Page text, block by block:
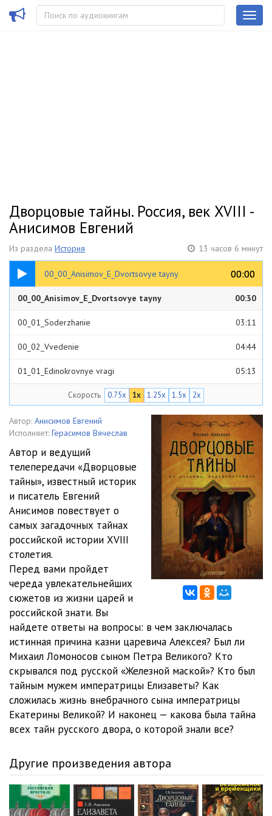
Дворцовые тайны. Россия, век XVIII -
Анисимов Евгений
Из раздела История 13 часов 6 минут
00_00_Anisimov_E_Dvortsovye tayny 00:00
00:00
00:30
00_00_Anisimov_E_Dvortsovye tayny 00:30
00_01_Soderzhanie 03:11
00_02_Vvedenie 04:44
01_01_Edinokrovnye vragi 05:13
01_02_Kogda deti_schaste odnih, i gore drugih
01_03_Priglashenie na kazn 02:23
03:15
01_05_Negasimaya svecha 04:25
02_01_Kogda zhena ne para 04:24
02_02_Postrigis, moya postylaya 04:46
02_03_Roman za monastyrskoy stenoy 03:27
02_04_Stoykiy Glebov 03:15
02_05_Neobyknovennaya zhivost eYo glaz
03_01_Rezident i tamada
03_02_Nedremannoe «oko gosudarevo» 01:43
03_03_Sila beloy vorony
03_04_«Nebolshie pyatna», meshayuschie karere
03_05_Dve Anny — materi synovey i docherey 02:04
03_06_Komu nuzhen skandalist, govoryaschiy tolko pravdu
04_01_Osnovatel i tsarev priyatel
04_02_Inkvizitor, poklonyayuschiysya kortiku 04:07
04_03_Kak sladostno oslu pinat mertvogo lva 02:12
Скорость 0.75x 1x 1.25x 1.5x 2x
Автор: Анисимов Евгений
Исполняет: Герасимов Вячеслав
Автор и ведущий
телепередачи «Дворцовые
тайны», известный историк
и писатель Евгений
Анисимов повествует о
самых загадочных тайнах
российской истории XVIII
столетия.
Перед вами пройдет
череда увлекательнейших
сюжетов из жизни царей и
российской знати. Вы
найдете ответы на вопросы: в чем заключалась
истинная причина казни царевича Алексея? Был ли
Михаил Ломоносов сыном Петра Великого? Кто
скрывался под русской «Железной маской»? Кто был
тайным мужем императрицы Елизаветы? Как
сложилась жизнь внебрачного сына императрицы
Екатерины Великой? И наконец — какова была тайна
всех тайн русского двора, о которой знали все?
Другие произведения автора